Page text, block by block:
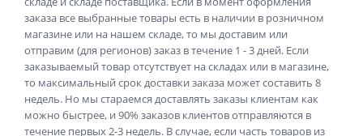
заказа все выбранные товары есть в наличии в розничном
магазине или на нашем складе, то мы доставим или
отправим (для регионов) заказ в течение 1 - 3 дней. Если
заказываемый товар отсутствует на складах или в магазине,
то максимальный срок доставки заказа может составить 8
недель. Но мы стараемся доставлять заказы клиентам как
можно быстрее, и 90% заказов клиентов отправляются в
течение первых 2-3 недель. В случае, если часть товаров из